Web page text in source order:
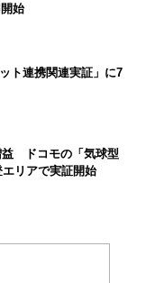
始
ト連携関連実証」に7
益 ドコモの「気球型
リアで実証開始